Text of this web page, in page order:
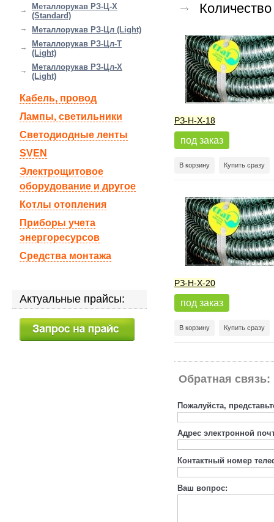
РЗ-Н-Х-18
под заказ
В корзину Купить сразу
РЗ-Н-Х-20
под заказ
В корзину Купить сразу
Обратная связь:
Пожалуйста,
Адрес электронной
Контактный номер
Ваш вопрос:
Металлорукав РЗ-Ц-Х
(Standard)
Металлорукав РЗ-Цл (Light)
Металлорукав РЗ-Цл-Т
(Light)
Металлорукав РЗ-Цл-Х
(Light)
Кабель, провод
Лампы, светильники
Светодиодные ленты
SVEN
Электрощитовое
оборудование и другое
Котлы отопления
Приборы учета
энергоресурсов
Средства монтажа
Актуальные прайсы: